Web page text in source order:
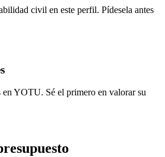
civil en este perfil. Pídesela antes
YOTU. Sé el primero en valorar su